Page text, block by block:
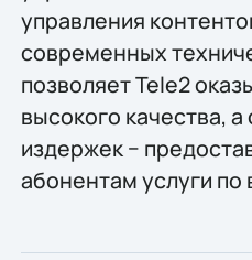
управления
современных
позволяет Tele2
высокого качества,
издержек −
абонентам услуги